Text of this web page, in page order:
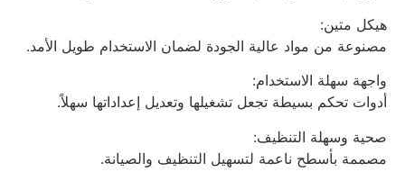
هيكل متين:
مصنوعة من مواد عالية الجودة لضمان الاستخدام طويل الأمد.
واجهة سهلة الاستخدام:
أدوات تحكم بسيطة تجعل تشغيلها وتعديل إعداداتها سهلاً.
صحية وسهلة التنظيف:
مصممة بأسطح ناعمة لتسهيل التنظيف والصيانة.